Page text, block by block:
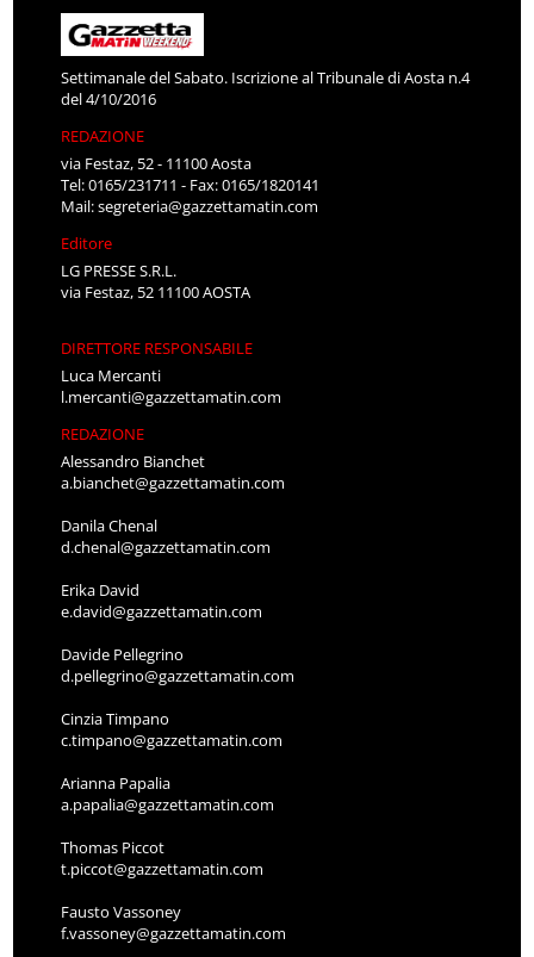
Settimanale del Sabato. Iscrizione al Tribunale di Aosta n.4
del 4/10/2016
REDAZIONE
via Festaz, 52 - 11100 Aosta
Tel: 0165/231711 - Fax: 0165/1820141
Mail:segreteria@gazzettamatin.com
Editore
LG PRESSE S.R.L.
via Festaz, 52 11100 AOSTA
DIRETTORE RESPONSABILE
Luca Mercanti
l.mercanti@gazzettamatin.com
REDAZIONE
Alessandro Bianchet
a.bianchet@gazzettamatin.com
Danila Chenal
d.chenal@gazzettamatin.com
Erika David
e.david@gazzettamatin.com
Davide Pellegrino
d.pellegrino@gazzettamatin.com
Cinzia Timpano
c.timpano@gazzettamatin.com
Arianna Papalia
a.papalia@gazzettamatin.com
Thomas Piccot
t.piccot@gazzettamatin.com
Fausto Vassoney
f.vassoney@gazzettamatin.com